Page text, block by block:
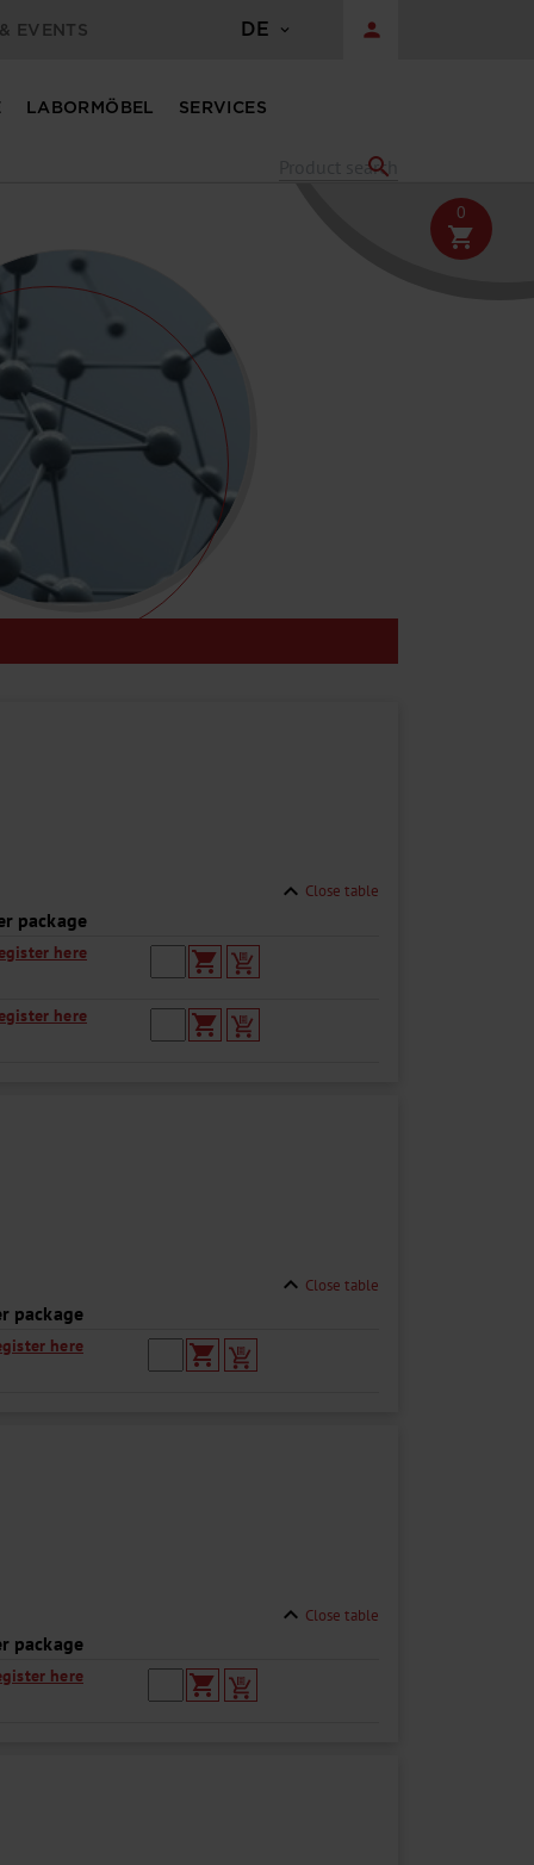
EVENTS DE person
LABORMÖBEL SERVICES
search
0
shopping_cart
expand_less Close table
package
here shopping_cart
here shopping_cart
expand_less Close table
package
here shopping_cart
expand_less Close table
package
here shopping_cart